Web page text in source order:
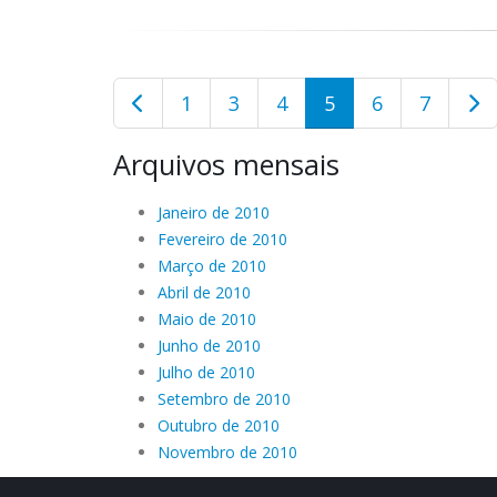
1 3 4 5 6 7
Arquivos mensais
Janeiro de 2010
Fevereiro de 2010
Março de 2010
Abril de 2010
Maio de 2010
Junho de 2010
Julho de 2010
Setembro de 2010
Outubro de 2010
Novembro de 2010